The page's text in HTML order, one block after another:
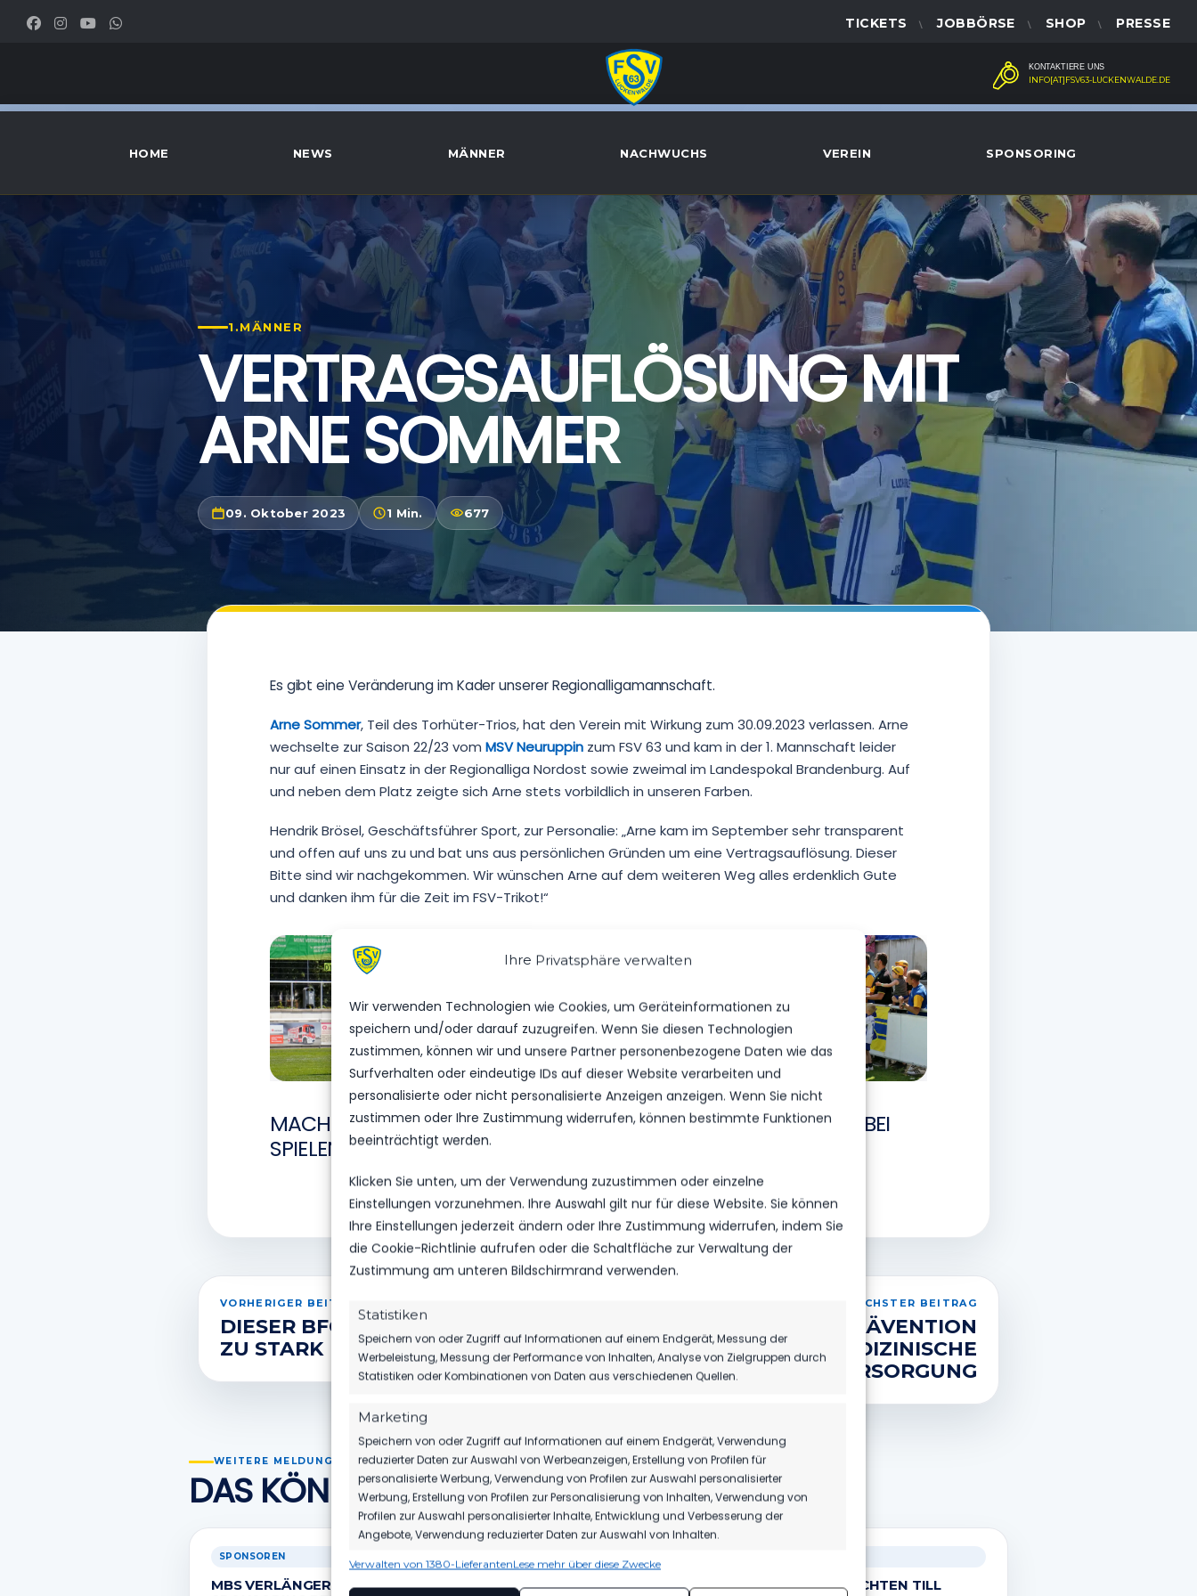
Ihre Privatsphäre verwalten
Wir verwenden Technologien wie Cookies, um Geräteinformationen zu
speichern und/oder darauf zuzugreifen. Wenn Sie diesen Technologien
zustimmen, können wir und unsere Partner personenbezogene Daten wie das
Surfverhalten oder eindeutige IDs auf dieser Website verarbeiten und
personalisierte oder nicht personalisierte Anzeigen anzeigen. Wenn Sie nicht
zustimmen oder Ihre Zustimmung widerrufen, können bestimmte Funktionen
beeinträchtigt werden.
Klicken Sie unten, um der Verwendung zuzustimmen oder einzelne
Einstellungen vorzunehmen. Ihre Auswahl gilt nur für diese Website. Sie können
Ihre Einstellungen jederzeit ändern oder Ihre Zustimmung widerrufen, indem Sie
die Cookie-Richtlinie aufrufen oder die Schaltfläche zur Verwaltung der
Zustimmung am unteren Bildschirmrand verwenden.
Statistiken
Speichern von oder Zugriff auf Informationen auf einem Endgerät, Messung der
Werbeleistung, Messung der Performance von Inhalten, Analyse von Zielgruppen durch
Statistiken oder Kombinationen von Daten aus verschiedenen Quellen.
Marketing
Speichern von oder Zugriff auf Informationen auf einem Endgerät, Verwendung
reduzierter Daten zur Auswahl von Werbeanzeigen, Erstellung von Profilen für
personalisierte Werbung, Verwendung von Profilen zur Auswahl personalisierter
Werbung, Erstellung von Profilen zur Personalisierung von Inhalten, Verwendung von
Profilen zur Auswahl personalisierter Inhalte, Entwicklung und Verbesserung der
Angebote, Verwendung reduzierter Daten zur Auswahl von Inhalten.
Funktionen
Verwalten von 1380-LieferantenLese mehr über diese Zwecke
TICKETS JOBBÖRSE SHOP PRESSE
KONTAKTIERE UNS
INFO[AT]FSV63-LUCKENWALDE.DE
HOME NEWS MÄNNER NACHWUCHS VEREIN SPONSORING
1.MÄNNER
VERTRAGSAUFLÖSUNG MIT
ARNE SOMMER
09. Oktober 2023 1 Min. 677
Es gibt eine Veränderung im Kader unserer Regionalligamannschaft.
Arne Sommer, Teil des Torhüter-Trios, hat den Verein mit Wirkung zum 30.09.2023 verlassen. Arne
wechselte zur Saison 22/23 vom MSV Neuruppinzum FSV 63 und kam in der 1. Mannschaft leider
nur auf einen Einsatz in der Regionalliga Nordost sowie zweimal im Landespokal Brandenburg. Auf
und neben dem Platz zeigte sich Arne stets vorbildlich in unseren Farben.
Hendrik Brösel, Geschäftsführer Sport, zur Personalie: „Arne kam im September sehr transparent
und offen auf uns zu und bat uns aus persönlichen Gründen um eine Vertragsauflösung. Dieser
Bitte sind wir nachgekommen. Wir wünschen Arne auf dem weiteren Weg alles erdenklich Gute
und danken ihm für die Zeit im FSV-Trikot!“
MACH’S GUT ARNE, WIR SEHEN UNS HOFFENTLICH HIER UND DA BEI
SPIELEN IM SEELE!
VORHERIGER BEITRAG
DIESER BFC WAR FÜR DEN FSV
ZU STARK
NÄCHSTER BEITRAG
UNTERSTÜTZUNG PRÄVENTION
UND MEDIZINISCHE
VERSORGUNG
WEITERE MELDUNGEN
DAS KÖNNTE DICH AUCH INTERESSIEREN.
SPONSOREN
MBS VERLÄNGERT SEIN
HERBER DÄMPFER AUF DEM
WIR VERPFLICHTEN TILL